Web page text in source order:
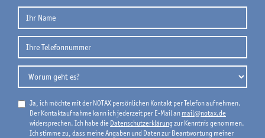
Ja, ich möchte mit der NOTAX persönlichen Kontakt per Telefon aufnehmen.
Der Kontaktaufnahme kann ich jederzeit per E-Mail an mail@notax.de
widersprechen. Ich habe die Datenschutzerklärungzur Kenntnis genommen.
Ich stimme zu, dass meine Angaben und Daten zur Beantwortung meiner